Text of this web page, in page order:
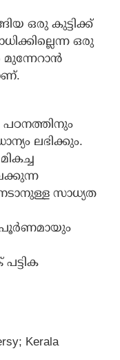
ഒരു കുട്ടിക്ക്
ഒരു
ലഭിക്കും.
സാധ്യത
പൂർണമായും
Kerala